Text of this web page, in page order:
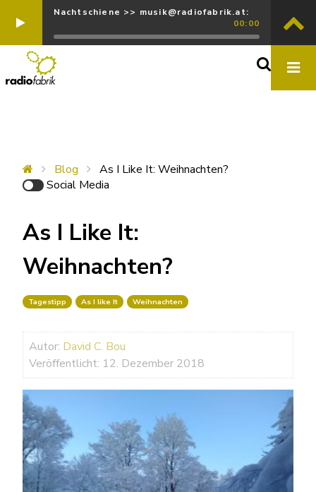
Nachtschiene >> musik@radiofabrik.at:
00:00
Blog
As I Like It: Weihnachten?
Social Media
As I Like It:
Weihnachten?
Tagestipp As I like It Weihnachten
Autor: David C. Bou
Veröffentlicht: 12. Dezember 2018